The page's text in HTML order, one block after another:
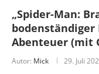
„Spider-Man:
Abenteuer (mit
Autor: Mick 29. Juli